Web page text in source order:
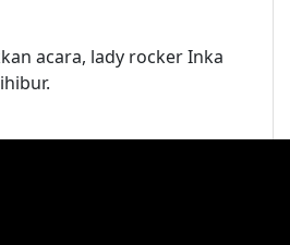
acara, lady rocker Inka